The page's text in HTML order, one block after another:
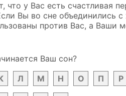
у Вас есть счастливая
Вы во сне объединились
против Вас, а Ваши
Ваш сон?
Л М Н О П Р